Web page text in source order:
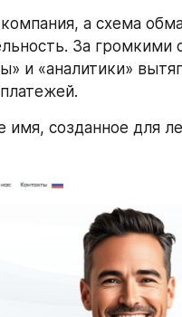
а схема
За громкими
и «аналитики»
созданное для